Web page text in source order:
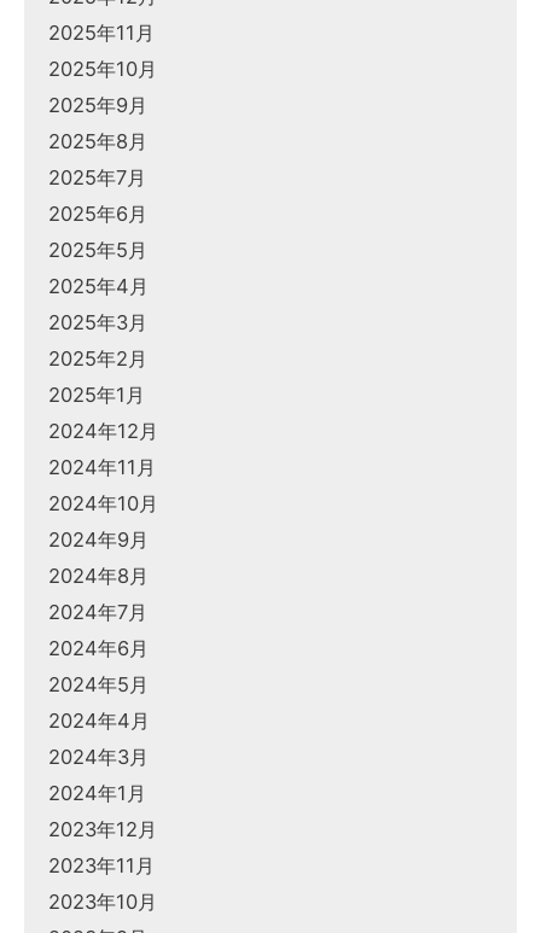
2025年11月
2025年10月
2025年9月
2025年8月
2025年7月
2025年6月
2025年5月
2025年4月
2025年3月
2025年2月
2025年1月
2024年12月
2024年11月
2024年10月
2024年9月
2024年8月
2024年7月
2024年6月
2024年5月
2024年4月
2024年3月
2024年1月
2023年12月
2023年11月
2023年10月